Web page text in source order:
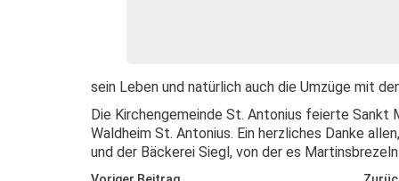
sein Leben und natürlich auch die Umzüge mit
Die Kirchengemeinde St. Antonius feierte Sankt
Waldheim St. Antonius. Ein herzliches Danke
und der Bäckerei Siegl, von der es